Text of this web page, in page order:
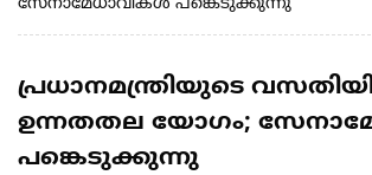
പ്രധാനമന്ത്രിയുടെ
ഉന്നതതല യോഗം;
പങ്കെടുക്കുന്നു